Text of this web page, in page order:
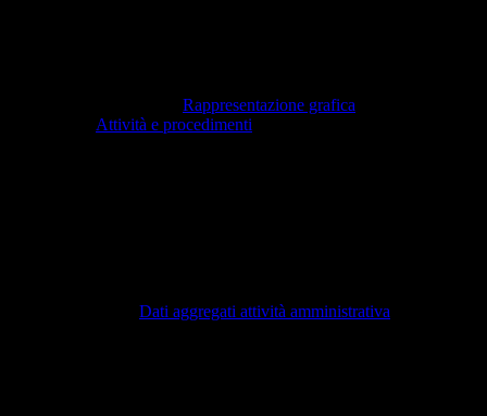
Rappresentazione grafica
Attività e procedimenti
Dati aggregati attività amministrativa